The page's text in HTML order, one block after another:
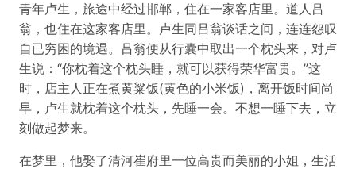
青年卢生，旅途中经过邯郸，住在一家客店里。道人吕
翁，也住在这家客店里。卢生同吕翁谈话之间，连连怨叹
自已穷困的境遇。吕翁便从行囊中取出一个枕头来，对卢
生说：“你枕着这个枕头睡，就可以获得荣华富贵。”这
时，店主人正在煮黄粱饭(黄色的小米饭)，离开饭时间尚
早，卢生就枕着这个枕头，先睡一会。不想一睡下去，立
刻做起梦来。
在梦里，他娶了清河崔府里一位高贵而美丽的小姐，生活